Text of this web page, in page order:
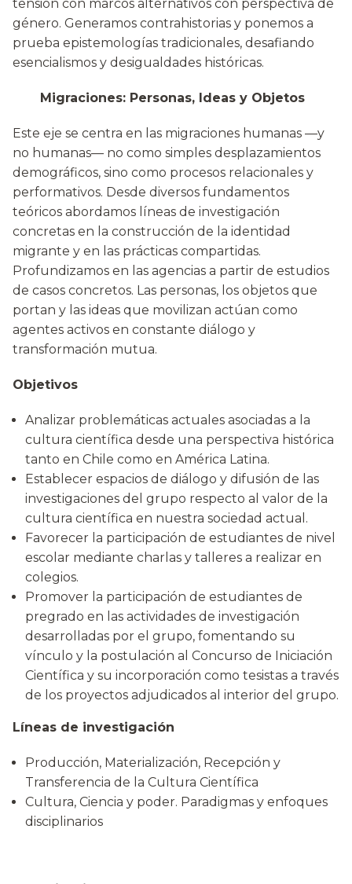
tensión con marcos alternativos con perspectiva de
género. Generamos contrahistorias y ponemos a
prueba epistemologías tradicionales, desafiando
esencialismos y desigualdades históricas.
Migraciones: Personas, Ideas y Objetos
Este eje se centra en las migraciones humanas —y
no humanas— no como simples desplazamientos
demográficos, sino como procesos relacionales y
performativos. Desde diversos fundamentos
teóricos abordamos líneas de investigación
concretas en la construcción de la identidad
migrante y en las prácticas compartidas.
Profundizamos en las agencias a partir de estudios
de casos concretos. Las personas, los objetos que
portan y las ideas que movilizan actúan como
agentes activos en constante diálogo y
transformación mutua.
Objetivos
Analizar problemáticas actuales asociadas a la
cultura científica desde una perspectiva histórica
tanto en Chile como en América Latina.
Establecer espacios de diálogo y difusión de las
investigaciones del grupo respecto al valor de la
cultura científica en nuestra sociedad actual.
Favorecer la participación de estudiantes de nivel
escolar mediante charlas y talleres a realizar en
colegios.
Promover la participación de estudiantes de
pregrado en las actividades de investigación
desarrolladas por el grupo, fomentando su
vínculo y la postulación al Concurso de Iniciación
Científica y su incorporación como tesistas a través
de los proyectos adjudicados al interior del grupo.
Líneas de investigación
Producción, Materialización, Recepción y
Transferencia de la Cultura Científica
Cultura, Ciencia y poder. Paradigmas y enfoques
disciplinarios